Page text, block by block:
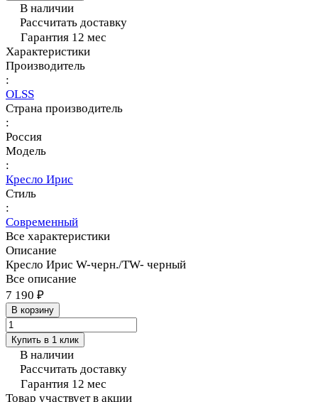
В наличии
Рассчитать доставку
Гарантия 12 мес
Характеристики
Производитель
:
OLSS
Страна производитель
:
Россия
Модель
:
Кресло Ирис
Стиль
:
Современный
Все характеристики
Описание
Кресло Ирис W-черн./TW- черный
Все описание
7 190 ₽
В корзину
Купить в 1 клик
В наличии
Рассчитать доставку
Гарантия 12 мес
Товар участвует в акции